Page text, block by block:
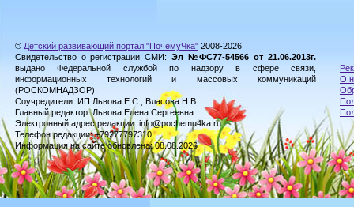
© Детский развивающий портал "ПочемуЧка" 2008-2026
Свидетельство о регистрации СМИ: Эл №ФС77-54566 от 21.06.2013г.
выдано Федеральной службой по надзору в сфере связи,
информационных технологий и массовых коммуникаций
(РОСКОМНАДЗОР).
Соучредители: ИП Львова Е.С., Власова Н.В.
Главный редактор: Львова Елена Сергеевна
Электронный адрес редакции: info@pochemu4ka.ru
Телефон редакции: +79277797310
Информация на сайте обновлена: 08.08.2026
О